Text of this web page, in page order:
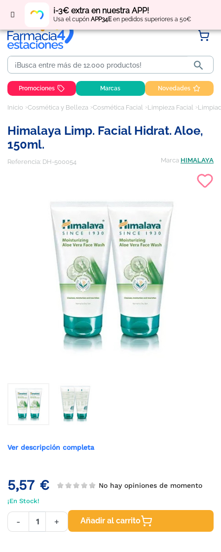
¡-3€ extra en nuestra APP!
Usa el cupón APP34Een pedidos superiores a 50€
Regístratey obtén puntos por tus compras

Promociones Marcas Novedades
Inicio Cosmética y Belleza Cosmética Facial Limpieza Facial
Himalaya Limp. Facial Hidrat. Aloe,
150ml.
Referencia: DH-500054 Marca HIMALAYA
Ver descripción completa
5,57 € No hay opiniones de momento
¡En Stock!
- + Añadir al carrito